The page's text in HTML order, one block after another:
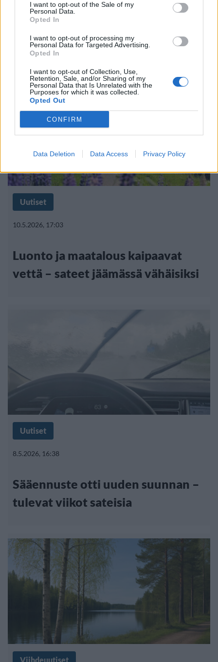
I want to opt-out of the Sale of my
Personal Data.
Opted In
I want to opt-out of processing my
Personal Data for Targeted Advertising.
Opted In
I want to opt-out of Collection, Use,
Retention, Sale, and/or Sharing of my
Personal Data that Is Unrelated with the
Purposes for which it was collected.
Opted Out
CONFIRM
Data Deletion Data Access Privacy Policy
Luvassa vetistä säätä – osaan
maata ennustetaan rankkasateita
Uutiset
10.5.2026, 17:03
Luonto ja maatalous kaipaavat
vettä – sateet jäämässä vähäisiksi
Uutiset
8.5.2026, 16:38
Sääennuste otti uuden suunnan –
tulevat viikot sateisia
Viihdeuutiset